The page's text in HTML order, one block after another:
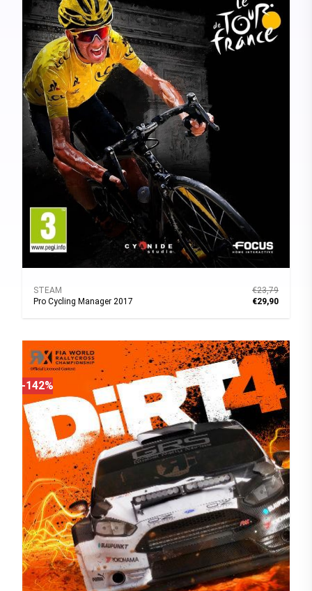
STEAM
Pro Cycling Manager 2017
€23,79
€29,90
-142%